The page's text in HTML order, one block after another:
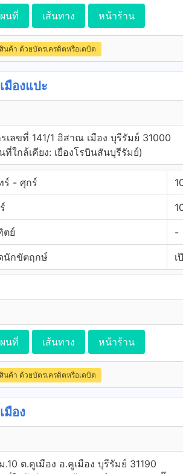
นที่ เส้นทาง หน้าร้าน
นค้า ด้วยบัตรเครดิตหรือเดบิต
องแปะ
เลขที่ 141/1 อิสาณ เมือง บุรีรัมย์ 31000
ที่ใกล้เคียง: เยืองโรบินสันบุรีรัมย์)
ร์ - ศุกร์
ตย์ -
นักขัตฤกษ์ เ
นที่ เส้นทาง หน้าร้าน
นค้า ด้วยบัตรเครดิตหรือเดบิต
มือง
.10 ต.คูเมือง อ.คูเมือง บุรีรัมย์ 31190